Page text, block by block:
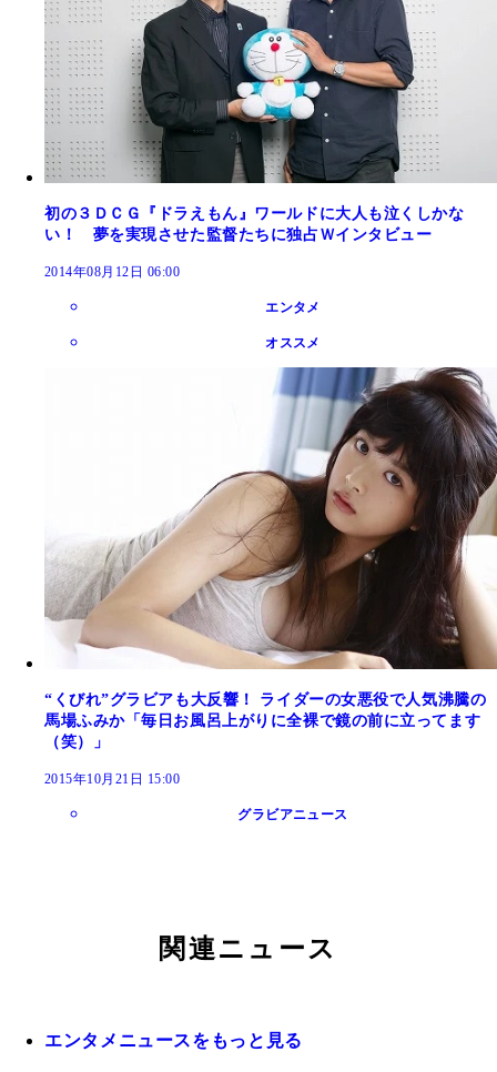
初の３ＤＣＧ『ドラえもん』ワールドに大人も泣くしかな
い！ 夢を実現させた監督たちに独占Ｗインタビュー
2014年08月12日 06:00
エンタメ
オススメ
“くびれ”グラビアも大反響！ ライダーの女悪役で人気沸騰の
馬場ふみか「毎日お風呂上がりに全裸で鏡の前に立ってます
（笑）」
2015年10月21日 15:00
グラビアニュース
関連ニュース
エンタメニュースをもっと見る